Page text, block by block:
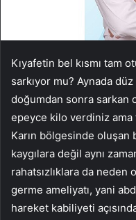
Kıyafetin bel kısmı tam
sarkıyor mu? Aynada
doğumdan sonra sarkan
epeyce kilo verdiniz ama
Karın bölgesinde oluşan
kaygılara değil aynı
rahatsızlıklara da neden
germe ameliyatı, yani
hareket kabiliyeti